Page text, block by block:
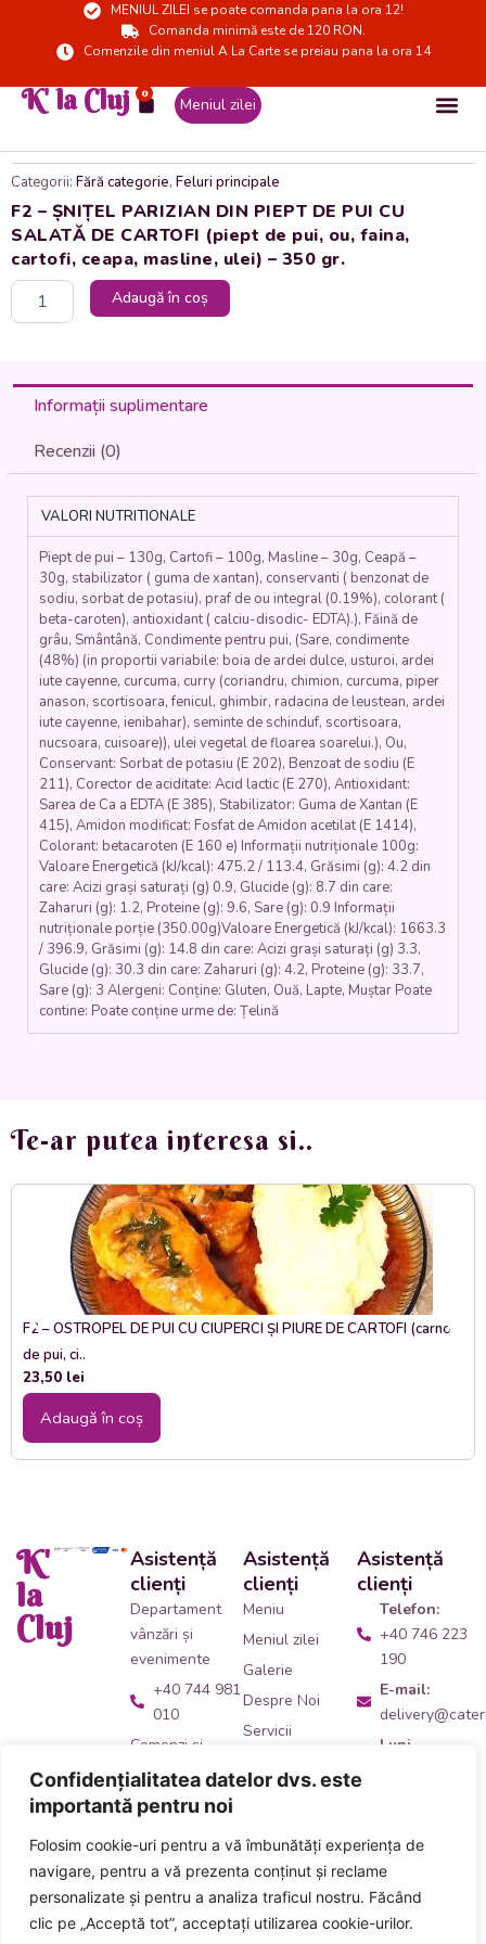
Confidențialitatea datelor dvs. este
importantă pentru noi
Folosim cookie-uri pentru a vă îmbunătăți experiența de
navigare, pentru a vă prezenta conținut și reclame
personalizate și pentru a analiza traficul nostru. Făcând
clic pe „Acceptă tot”, acceptați utilizarea cookie-urilor.
MENIUL ZILEI se poate comanda pana la ora 12!
Comanda minimă este de 120 RON.
Comenzile din meniul A La Carte se preiau pana la ora 14
K' la Cluj 0
Cart Meniul zilei
Categorii: Fără categorie, Feluri principale
F2 – ȘNIȚEL PARIZIAN DIN PIEPT DE PUI CU
SALATĂ DE CARTOFI (piept de pui, ou, faina,
cartofi, ceapa, masline, ulei) – 350 gr.
Cantitate
DIN
SALATĂ
CARTOFI
(piept
faina,
cartofi,
ceapa,
masline,
Adaugă în coș
Informații suplimentare
Recenzii (0)
VALORI NUTRITIONALE
Piept de pui – 130g, Cartofi – 100g, Masline – 30g, Ceapă –
30g, stabilizator ( guma de xantan), conservanti ( benzonat de
sodiu, sorbat de potasiu), praf de ou integral (0.19%), colorant (
beta-caroten), antioxidant ( calciu-disodic- EDTA).), Făină de
grâu, Smântână, Condimente pentru pui, (Sare, condimente
(48%) (in proportii variabile: boia de ardei dulce, usturoi, ardei
iute cayenne, curcuma, curry (coriandru, chimion, curcuma, piper
anason, scortisoara, fenicul, ghimbir, radacina de leustean, ardei
iute cayenne, ienibahar), seminte de schinduf, scortisoara,
nucsoara, cuisoare)), ulei vegetal de floarea soarelui.), Ou,
Conservant: Sorbat de potasiu (E 202), Benzoat de sodiu (E
211), Corector de aciditate: Acid lactic (E 270), Antioxidant:
Sarea de Ca a EDTA (E 385), Stabilizator: Guma de Xantan (E
415), Amidon modificat: Fosfat de Amidon acetilat (E 1414),
Colorant: betacaroten (E 160 e) Informații nutriționale 100g:
Valoare Energetică (kJ/kcal): 475.2 / 113.4, Grăsimi (g): 4.2 din
care: Acizi grași saturați (g) 0.9, Glucide (g): 8.7 din care:
Zaharuri (g): 1.2, Proteine (g): 9.6, Sare (g): 0.9 Informații
nutriționale porție (350.00g)Valoare Energetică (kJ/kcal): 1663.3
/ 396.9, Grăsimi (g): 14.8 din care: Acizi grași saturați (g) 3.3,
Glucide (g): 30.3 din care: Zaharuri (g): 4.2, Proteine (g): 33.7,
Sare (g): 3 Alergeni: Conține: Gluten, Ouă, Lapte, Muștar Poate
contine: Poate conține urme de: Țelină
Te-ar putea interesa si..
F2 – OSTROPEL DE PUI CU CIUPERCI ȘI PIURE DE CARTOFI (carne
de pui, ci..
23,50 lei
Adaugă în coș
K'
la
Cluj
Asistență
clienți
Departament
vânzări și
evenimente
+40 744 981
010
Comenzi și
livrări catering
+40 746 223
Acceptăm plata
numerar și card
inclusiv carduri
de masă
Asistență
clienți
Meniu
Meniul zilei
Galerie
Despre Noi
Servicii
Asistență
clienți
Telefon:
+40 746 223
190
E-mail:
Luni -
Adresă:
găsești